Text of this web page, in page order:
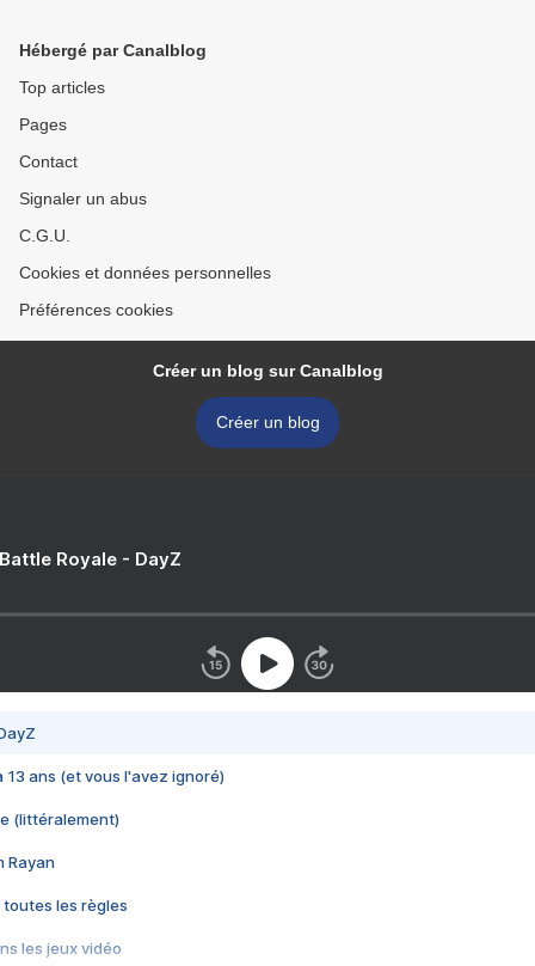
Hébergé par Canalblog
Top articles
Pages
Contact
Signaler un abus
C.G.U.
Cookies et données personnelles
Préférences cookies
Créer un blog sur Canalblog
Créer un blog
Royale - DayZ
13 ans (et vous l'avez ignoré)
(littéralement)
Rayan
toutes les règles
les jeux vidéo